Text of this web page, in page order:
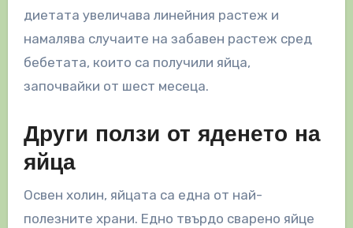
диетата увеличава линейния растеж и
намалява случаите на забавен растеж сред
бебетата, които са получили яйца,
започвайки от шест месеца.
Други ползи от яденето на
яйца
Освен холин, яйцата са една от най-
полезните храни. Едно твърдо сварено яйце